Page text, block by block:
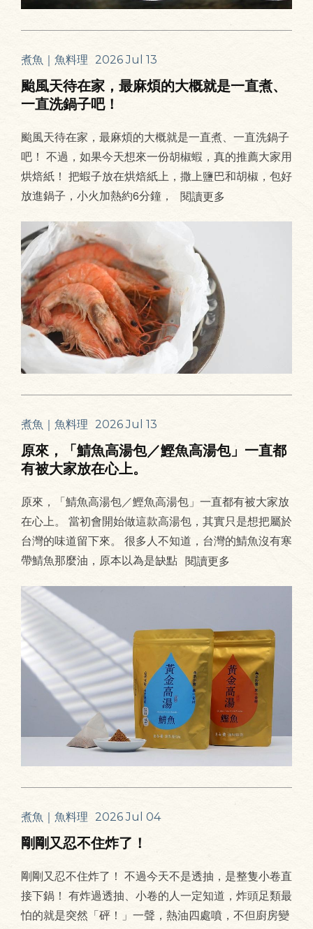
煮魚｜魚料理 2026 Jul 13
颱風天待在家，最麻煩的大概就是一直煮、
一直洗鍋子吧！
颱風天待在家，最麻煩的大概就是一直煮、一直洗鍋子
吧！ 不過，如果今天想來一份胡椒蝦，真的推薦大家用
烘焙紙！ 把蝦子放在烘焙紙上，撒上鹽巴和胡椒，包好
放進鍋子，小火加熱約6分鐘，
閱讀更多
煮魚｜魚料理 2026 Jul 13
原來，「鯖魚高湯包／鰹魚高湯包」一直都
有被大家放在心上。
原來，「鯖魚高湯包／鰹魚高湯包」一直都有被大家放
在心上。 當初會開始做這款高湯包，其實只是想把屬於
台灣的味道留下來。 很多人不知道，台灣的鯖魚沒有寒
帶鯖魚那麼油，原本以為是缺點 閱讀更多
煮魚｜魚料理 2026 Jul 04
剛剛又忍不住炸了！
剛剛又忍不住炸了！ 不過今天不是透抽，是整隻小卷直
接下鍋！ 有炸過透抽、小卷的人一定知道，炸頭足類最
怕的就是突然「砰！」一聲，熱油四處噴，不但廚房變